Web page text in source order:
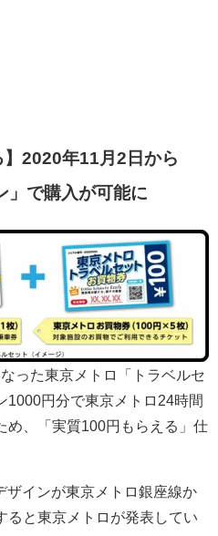
】2020年11月2日から
」で購入が可能に
った東京メトロ「トラベルセ
1000円分で東京メトロ24時間
め、「実質100円もらえる」仕
ザインが東京メトロ銀座線か
ると東京メトロが発表してい